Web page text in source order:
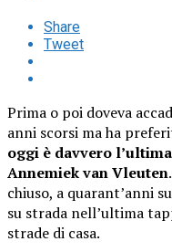
Share
Tweet
Prima o poi doveva
anni scorsi ma ha
oggi è davvero
Annemiek van Vleuten
chiuso, a quarant’anni
su strada nell’ultima
strade di casa.